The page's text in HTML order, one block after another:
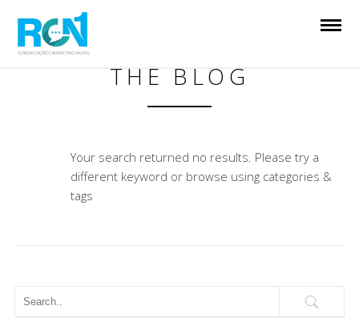
THE BLOG
Your search returned no results. Please try a
different keyword or browse using categories &
tags